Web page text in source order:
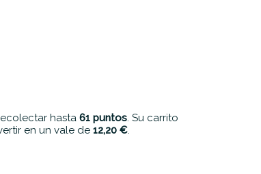
hasta 61 puntos. Su carrito
en un vale de 12,20 €.